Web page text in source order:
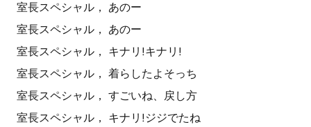
室長スペシャル， あのー
室長スペシャル， あのー
室長スペシャル， キナリ!キナリ!
室長スペシャル， 着らしたよそっち
室長スペシャル， すごいね、戻し方
室長スペシャル， キナリ!ジジでたね